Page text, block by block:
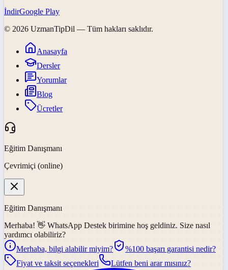
İndirGoogle Play
© 2026 UzmanTipDil — Tüm hakları saklıdır.
Anasayfa
Dersler
Yorumlar
Blog
Ücretler
Eğitim Danışmanı
Çevrimiçi (online)
Eğitim Danışmanı
Merhaba! 👋 WhatsApp Destek birimine hoş geldiniz. Size nasıl
yardımcı olabiliriz?
Merhaba, bilgi alabilir miyim?
%100 başarı garantisi nedir?
Fiyat ve taksit seçenekleri
Lütfen beni arar mısınız?